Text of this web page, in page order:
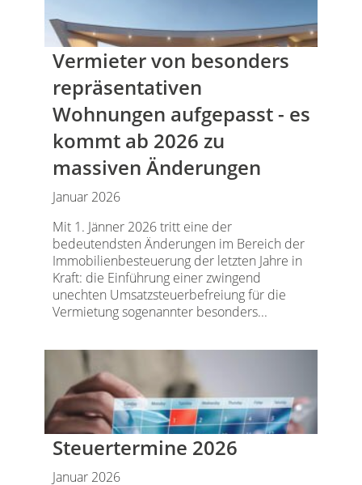
Vermieter von besonders
repräsentativen
Wohnungen aufgepasst - es
kommt ab 2026 zu
massiven Änderungen
Januar 2026
Mit 1. Jänner 2026 tritt eine der
bedeutendsten Änderungen im Bereich der
Immobilienbesteuerung der letzten Jahre in
Kraft: die Einführung einer zwingend
unechten Umsatzsteuerbefreiung für die
Vermietung sogenannter besonders...
Steuertermine 2026
Januar 2026